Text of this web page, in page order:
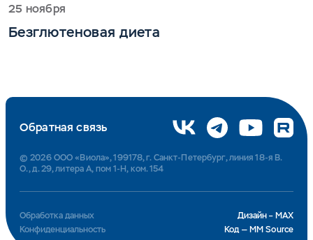
25 ноября
Безглютеновая диета
Дизайн – MAX
Обработка данных
Код — MM Source
Конфиденциальность
Обратная связь
© 2026 ООО «Виола», 199178, г. Санкт-Петербург, линия 18-я В.
О., д. 29, литера А, пом 1-Н, ком. 154